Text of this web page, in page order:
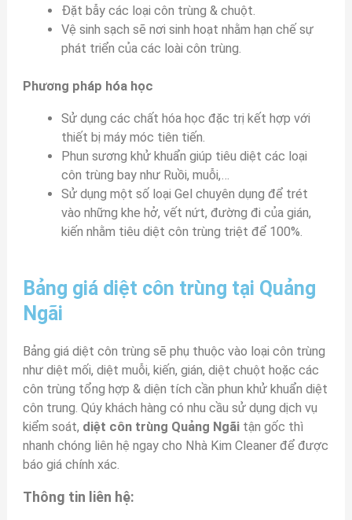
Đặt bẫy các loại côn trùng & chuột.
Vệ sinh sạch sẽ nơi sinh hoạt nhằm hạn chế sự
phát triển của các loài côn trùng.
Phương pháp hóa học
Sử dụng các chất hóa học đặc trị kết hợp với
thiết bị máy móc tiên tiến.
Phun sương khử khuẩn giúp tiêu diệt các loại
côn trùng bay như Ruồi, muỗi,…
Sử dụng một số loại Gel chuyên dụng để trét
vào những khe hở, vết nứt, đường đi của gián,
kiến nhằm tiêu diệt côn trùng triệt để 100%.
Bảng giá diệt côn trùng tại Quảng
Ngãi
Bảng giá diệt côn trùng sẽ phụ thuộc vào loại côn trùng
như diệt mối, diệt muỗi, kiến, gián, diệt chuột hoặc các
côn trùng tổng hợp & diện tích cần phun khử khuẩn diệt
côn trung. Qúy khách hàng có nhu cầu sử dụng dịch vụ
kiểm soát, diệt côn trùng Quảng Ngãitận gốc thì
nhanh chóng liên hệ ngay cho Nhà Kim Cleaner để được
báo giá chính xác.
Thông tin liên hệ: